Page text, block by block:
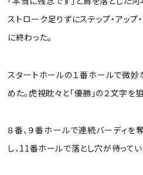
ストローク足りずにステップ・アップ
に終わった。
スタートホールの１番ホールで微
めた。虎視眈々と「優勝」の２文字を
８番、９番ホールで連続バーディを
し、11番ホールで落とし穴が待ってい